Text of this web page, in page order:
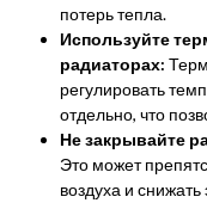
потерь тепла.
Используйте
радиаторах:
регулировать
отдельно, что
Не закрывайте
Это может
воздуха и